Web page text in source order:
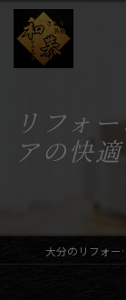
リフォ
アの快
大分のリ